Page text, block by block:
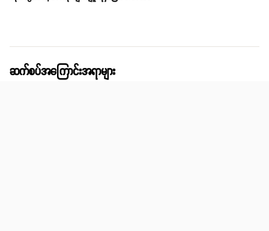
ဆက်စပ်အကြောင်းအရာများ